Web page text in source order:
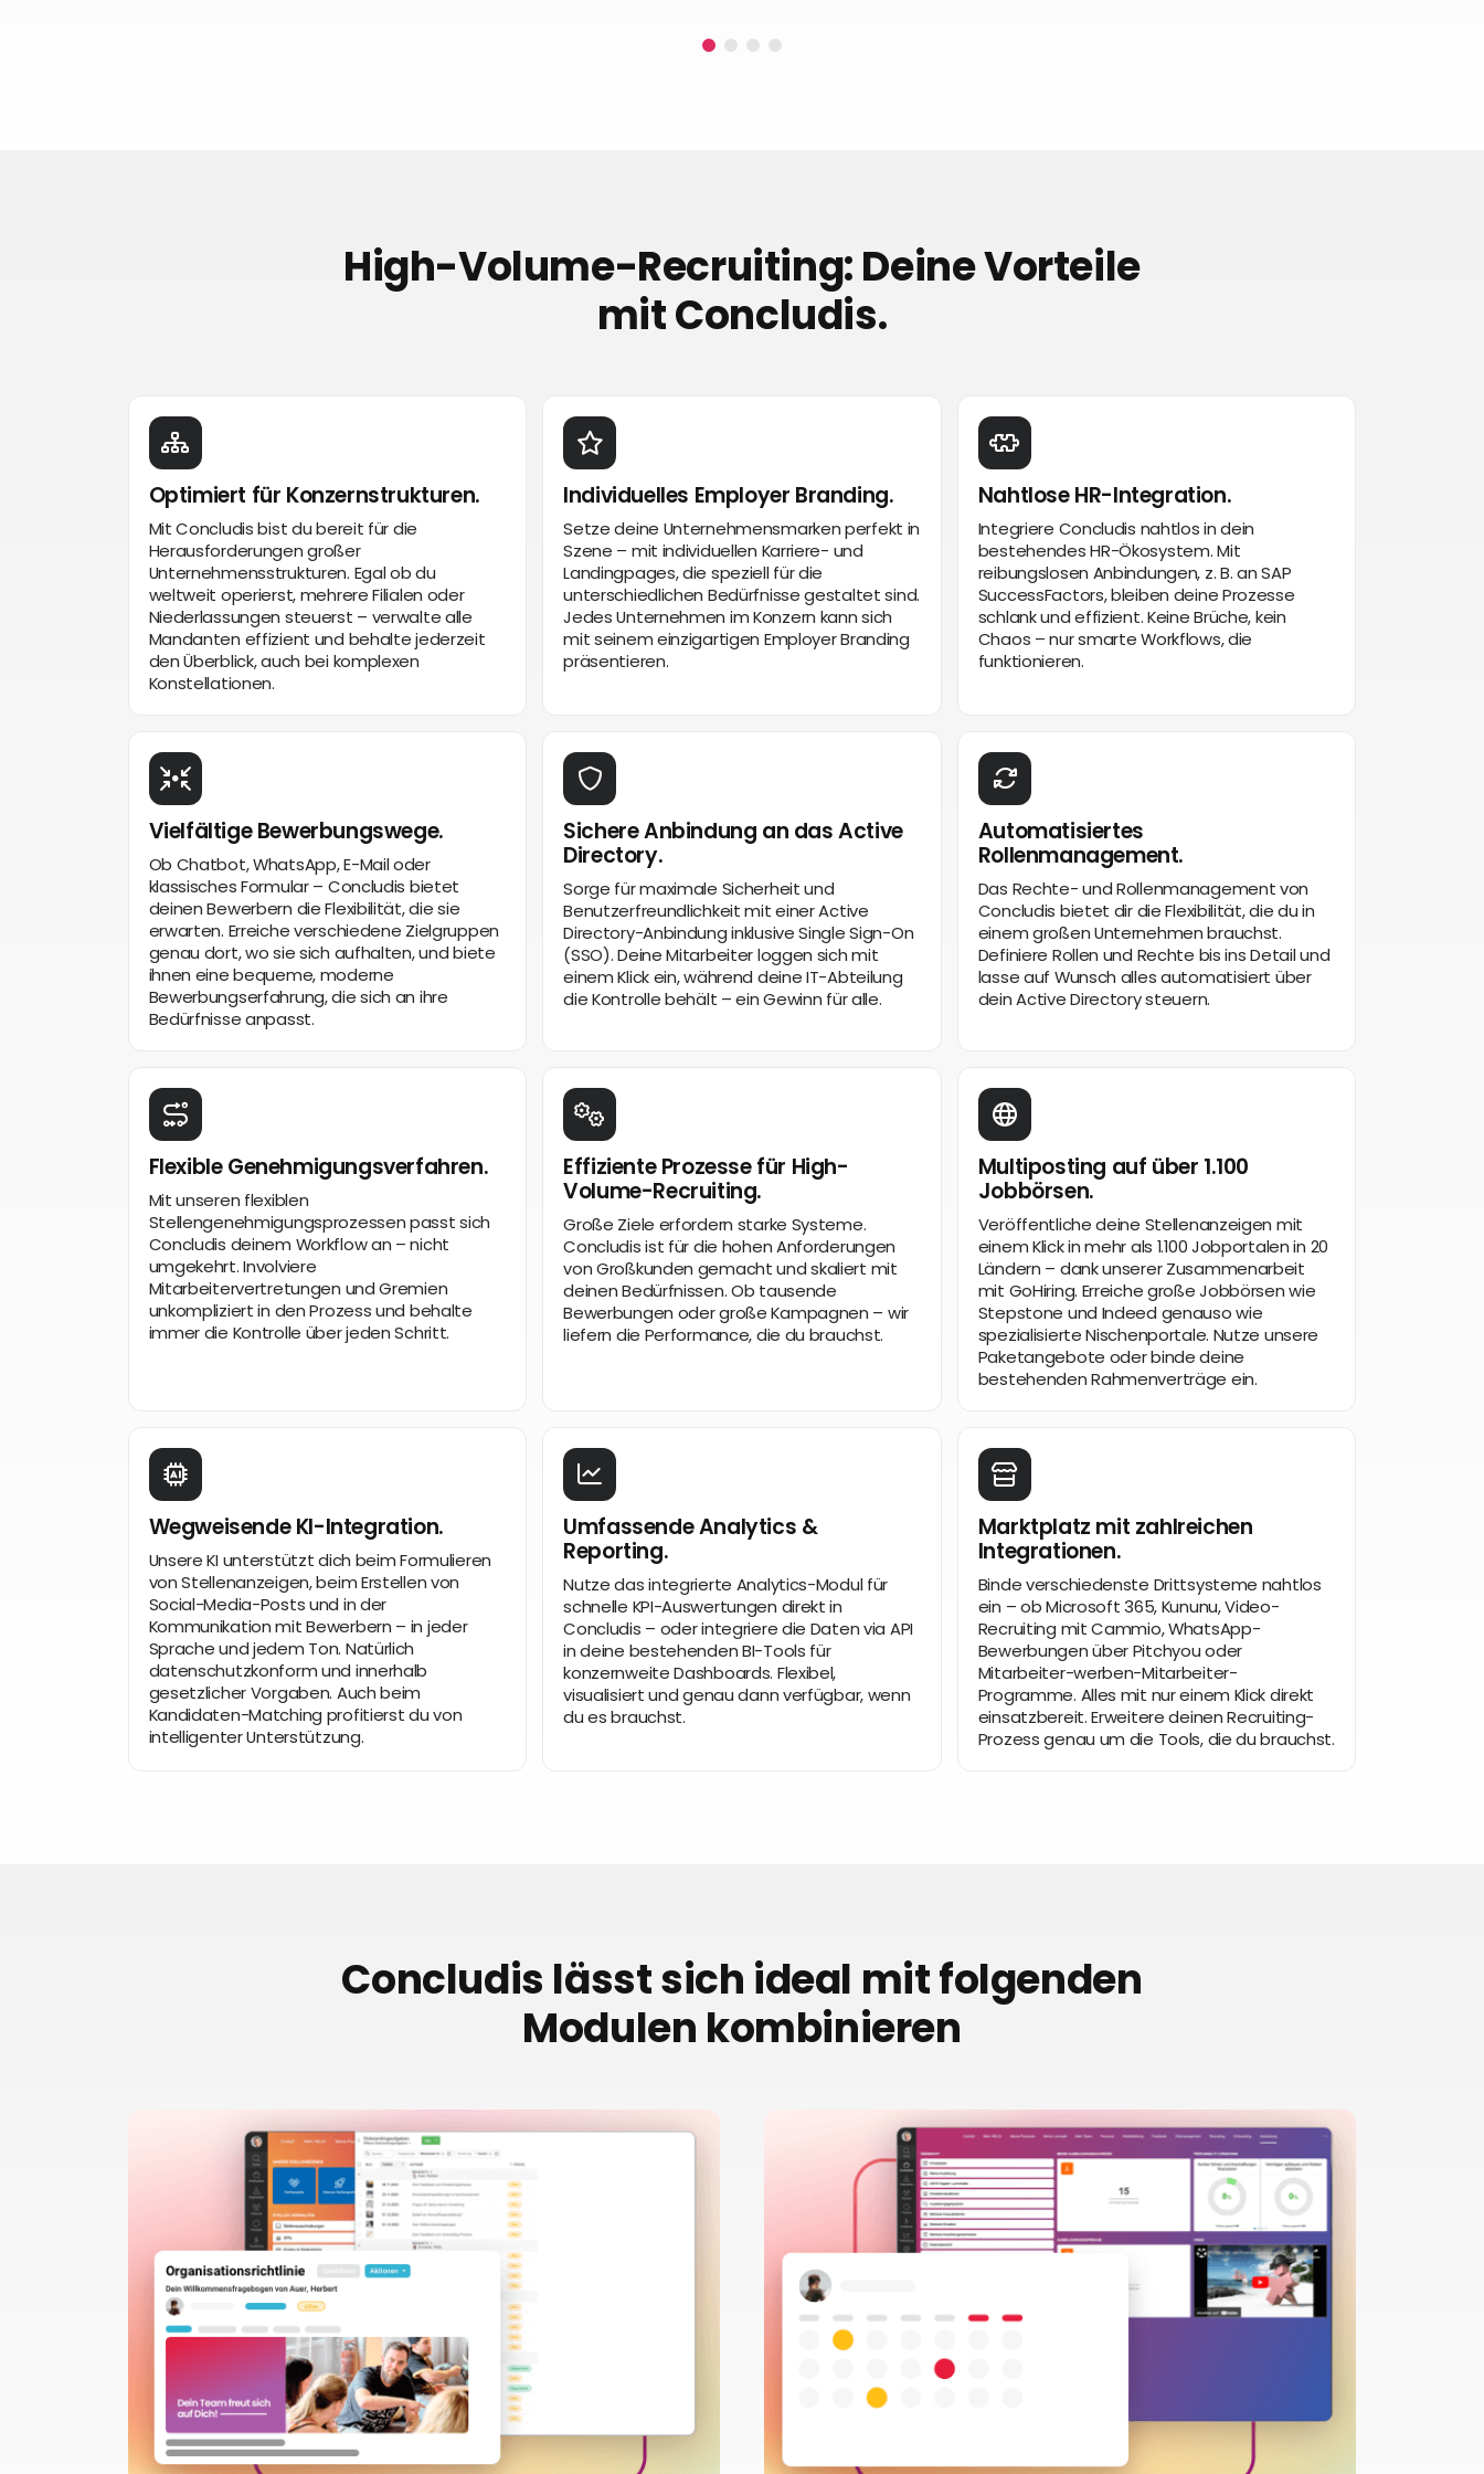
High-Volume-Recruiting: Deine Vorteile
mit Concludis.
Optimiert für Konzernstrukturen.
Mit Concludis bist du bereit für die
Herausforderungen großer
Unternehmensstrukturen. Egal ob du
weltweit operierst, mehrere Filialen oder
Niederlassungen steuerst – verwalte alle
Mandanten effizient und behalte jederzeit
den Überblick, auch bei komplexen
Konstellationen.
Individuelles Employer Branding.
Setze deine Unternehmensmarken perfekt in
Szene – mit individuellen Karriere- und
Landingpages, die speziell für die
unterschiedlichen Bedürfnisse gestaltet sind.
Jedes Unternehmen im Konzern kann sich
mit seinem einzigartigen Employer Branding
präsentieren.
Nahtlose HR-Integration.
Integriere Concludis nahtlos in dein
bestehendes HR-Ökosystem. Mit
reibungslosen Anbindungen, z. B. an SAP
SuccessFactors, bleiben deine Prozesse
schlank und effizient. Keine Brüche, kein
Chaos – nur smarte Workflows, die
funktionieren.
Vielfältige Bewerbungswege.
Ob Chatbot, WhatsApp, E-Mail oder
klassisches Formular – Concludis bietet
deinen Bewerbern die Flexibilität, die sie
erwarten. Erreiche verschiedene Zielgruppen
genau dort, wo sie sich aufhalten, und biete
ihnen eine bequeme, moderne
Bewerbungserfahrung, die sich an ihre
Bedürfnisse anpasst.
Sichere Anbindung an das Active
Directory.
Sorge für maximale Sicherheit und
Benutzerfreundlichkeit mit einer Active
Directory-Anbindung inklusive Single Sign-On
(SSO). Deine Mitarbeiter loggen sich mit
einem Klick ein, während deine IT-Abteilung
die Kontrolle behält – ein Gewinn für alle.
Automatisiertes
Rollenmanagement.
Das Rechte- und Rollenmanagement von
Concludis bietet dir die Flexibilität, die du in
einem großen Unternehmen brauchst.
Definiere Rollen und Rechte bis ins Detail und
lasse auf Wunsch alles automatisiert über
dein Active Directory steuern.
Flexible Genehmigungsverfahren.
Mit unseren flexiblen
Stellengenehmigungsprozessen passt sich
Concludis deinem Workflow an – nicht
umgekehrt. Involviere
Mitarbeitervertretungen und Gremien
unkompliziert in den Prozess und behalte
immer die Kontrolle über jeden Schritt.
Effiziente Prozesse für High-
Volume-Recruiting.
Große Ziele erfordern starke Systeme.
Concludis ist für die hohen Anforderungen
von Großkunden gemacht und skaliert mit
deinen Bedürfnissen. Ob tausende
Bewerbungen oder große Kampagnen – wir
liefern die Performance, die du brauchst.
Multiposting auf über 1.100
Jobbörsen.
Veröffentliche deine Stellenanzeigen mit
einem Klick in mehr als 1.100 Jobportalen in 20
Ländern – dank unserer Zusammenarbeit
mit GoHiring. Erreiche große Jobbörsen wie
Stepstone und Indeed genauso wie
spezialisierte Nischenportale. Nutze unsere
Paketangebote oder binde deine
bestehenden Rahmenverträge ein.
Wegweisende KI-Integration.
Unsere KI unterstützt dich beim Formulieren
von Stellenanzeigen, beim Erstellen von
Social-Media-Posts und in der
Kommunikation mit Bewerbern – in jeder
Sprache und jedem Ton. Natürlich
datenschutzkonform und innerhalb
gesetzlicher Vorgaben. Auch beim
Kandidaten-Matching profitierst du von
intelligenter Unterstützung.
Umfassende Analytics &
Reporting.
Nutze das integrierte Analytics-Modul für
schnelle KPI-Auswertungen direkt in
Concludis – oder integriere die Daten via API
in deine bestehenden BI-Tools für
konzernweite Dashboards. Flexibel,
visualisiert und genau dann verfügbar, wenn
du es brauchst.
Marktplatz mit zahlreichen
Integrationen.
Binde verschiedenste Drittsysteme nahtlos
ein – ob Microsoft 365, Kununu, Video-
Recruiting mit Cammio, WhatsApp-
Bewerbungen über Pitchyou oder
Mitarbeiter-werben-Mitarbeiter-
Programme. Alles mit nur einem Klick direkt
einsatzbereit. Erweitere deinen Recruiting-
Prozess genau um die Tools, die du brauchst.
Concludis lässt sich ideal mit folgenden
Modulen kombinieren